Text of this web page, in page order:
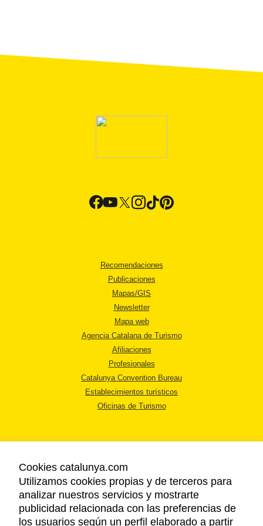
Recomendaciones
Publicaciones
Mapas/GIS
Newsletter
Mapa web
Agencia Catalana de Turismo
Afiliaciones
Profesionales
Catalunya Convention Bureau
Establecimientos turísticos
Oficinas de Turismo
AVISO LEGAL
POLÍTICA DE PRIVACIDAD
COOKIES
Cookies catalunya.com
Utilizamos cookies propias y de terceros para
analizar nuestros servicios y mostrarte
publicidad relacionada con las preferencias de
los usuarios según un perfil elaborado a partir